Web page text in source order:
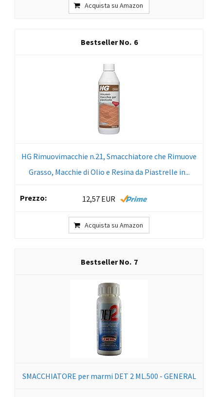
Acquista su Amazon
6
HG Rimuovimacchie n.21, Smacchiatore che Rimuove
Grasso, Macchie di Olio e Resina da Piastrelle in...
12,57 EUR
Acquista su Amazon
7
SMACCHIATORE per marmi DET 2 ML.500 - GENERAL